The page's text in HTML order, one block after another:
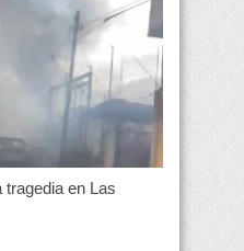
tragedia en Las